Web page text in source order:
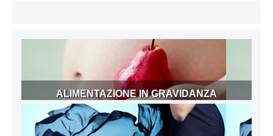
ALIMENTAZIONE IN GRAVIDANZA